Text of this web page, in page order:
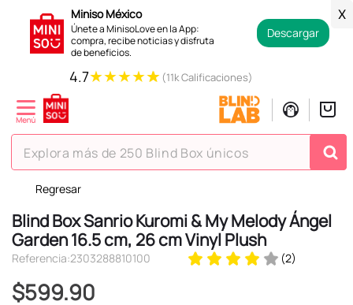
Miniso México
Únete a MinisoLove en la App:
compra, recibe noticias y disfruta
de beneficios.
Descargar
X
4.7★★★★★ (11k Calificaciones)
Explora más de 250 Blind Box únicos
Regresar
Blind Box Sanrio Kuromi & My Melody Ángel
Garden 16.5 cm, 26 cm Vinyl Plush
Referencia:2303288810100 (2)
$599.90
TÉRMINOS MÁS BUSCADOS
1.
hello kitty
2.
spiderman
4.
osito cariñosito